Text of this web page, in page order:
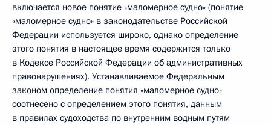
включается новое понятие «маломерное судно» (понятие
«маломерное судно» в законодательстве Российской
Федерации используется широко, однако определение
этого понятия в настоящее время содержится только
в Кодексе Российской Федерации об административных
правонарушениях). Устанавливаемое Федеральным
законом определение понятия «маломерное судно»
соотнесено с определением этого понятия, данным
в правилах судоходства по внутренним водным путям